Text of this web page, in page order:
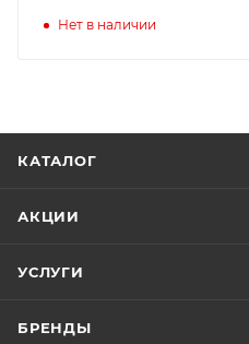
Нет в наличии
КАТАЛОГ
АКЦИИ
УСЛУГИ
БРЕНДЫ